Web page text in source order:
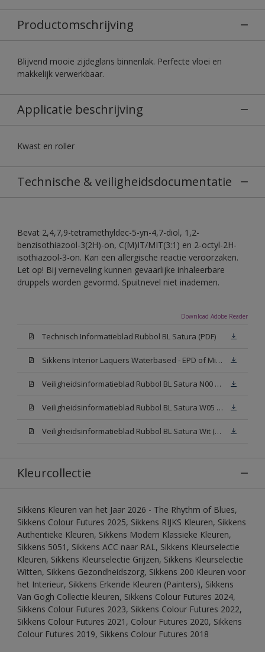
Productomschrijving
Blijvend mooie zijdeglans binnenlak. Perfecte vloei en
makkelijk verwerkbaar.
Applicatie beschrijving
Kwast en roller
Technische & veiligheidsdocumentatie
Bevat 2,4,7,9-tetramethyldec-5-yn-4,7-diol, 1,2-
benzisothiazool-3(2H)-on, C(M)IT/MIT(3:1) en 2-octyl-2H-
isothiazool-3-on. Kan een allergische reactie veroorzaken.
Let op! Bij verneveling kunnen gevaarlijke inhaleerbare
druppels worden gevormd. Spuitnevel niet inademen.
Download Adobe Reader
Technisch Informatieblad Rubbol BL Satura (PDF)
Sikkens Interior Laquers Waterbased - EPD of Milieuproductverklaring
Veiligheidsinformatieblad Rubbol BL Satura N00 (MSDS)
Veiligheidsinformatieblad Rubbol BL Satura W05 (MSDS)
Veiligheidsinformatieblad Rubbol BL Satura Wit (MSDS)
Kleurcollectie
Sikkens Kleuren van het Jaar 2026 - The Rhythm of Blues,
Sikkens Colour Futures 2025, Sikkens RIJKS Kleuren, Sikkens
Authentieke Kleuren, Sikkens Modern Klassieke Kleuren,
Sikkens 5051, Sikkens ACC naar RAL, Sikkens Kleurselectie
Kleuren, Sikkens Kleurselectie Grijzen, Sikkens Kleurselectie
Witten, Sikkens Gezondheidszorg, Sikkens 200 Kleuren voor
het Interieur, Sikkens Erkende Kleuren (Painters), Sikkens
Van Gogh Collectie kleuren, Sikkens Colour Futures 2024,
Sikkens Colour Futures 2023, Sikkens Colour Futures 2022,
Sikkens Colour Futures 2021, Colour Futures 2020, Sikkens
Colour Futures 2019, Sikkens Colour Futures 2018